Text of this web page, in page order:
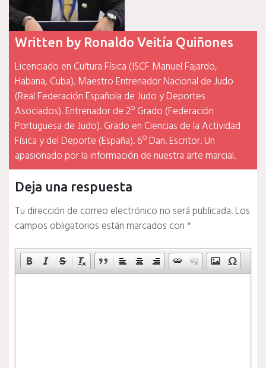
Written by Ronaldo Veitía Quiñones
Licenciado en Cultura Física (ISCF Manuel Fajardo,
Habana, Cuba). Maestro Entrenador Nacional de Judo
(Real Federación Española de Judo y Deportes
Asociados). Entrenador de 2º Grado (Federación
Portuguesa de Judo). Grado en Ciencias de la Actividad
Física y del Deporte (España). 6º Dan. Escritor. Un
apasionado por la información de nuestra arte marcial.
Deja una respuesta
Tu dirección de correo electrónico no será publicada.Los
campos obligatorios están marcados con*